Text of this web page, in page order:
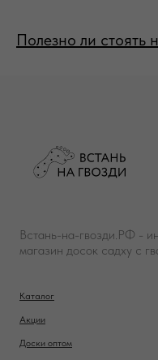
Полезно ли стоять
Встань-на-гвозди.РФ -
магазин досок садху с
Каталог
Акции
Доски оптом